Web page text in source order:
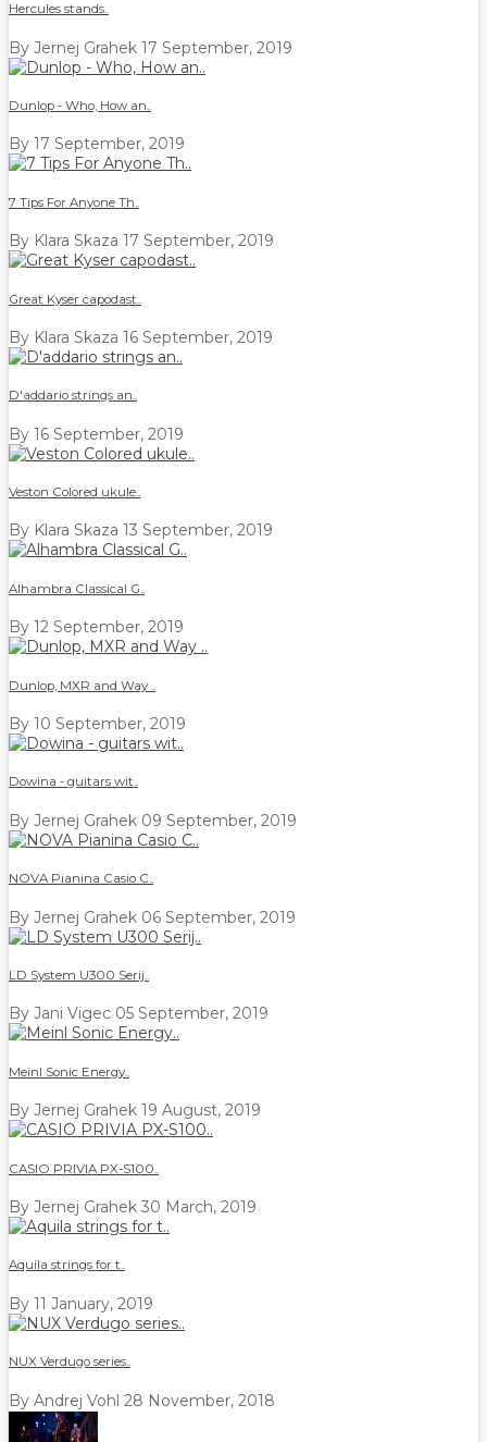
Hercules stands..
By Jernej Grahek 17 September, 2019
Dunlop - Who, How an..
By 17 September, 2019
7 Tips For Anyone Th..
By Klara Skaza 17 September, 2019
Great Kyser capodast..
By Klara Skaza 16 September, 2019
D'addario strings an..
By 16 September, 2019
Veston Colored ukule..
By Klara Skaza 13 September, 2019
Alhambra Classical G..
By 12 September, 2019
Dunlop, MXR and Way ..
By 10 September, 2019
Dowina - guitars wit..
By Jernej Grahek 09 September, 2019
NOVA Pianina Casio C..
By Jernej Grahek 06 September, 2019
LD System U300 Serij..
By Jani Vigec 05 September, 2019
Meinl Sonic Energy..
By Jernej Grahek 19 August, 2019
CASIO PRIVIA PX-S100..
By Jernej Grahek 30 March, 2019
Aquila strings for t..
By 11 January, 2019
NUX Verdugo series..
By Andrej Vohl 28 November, 2018